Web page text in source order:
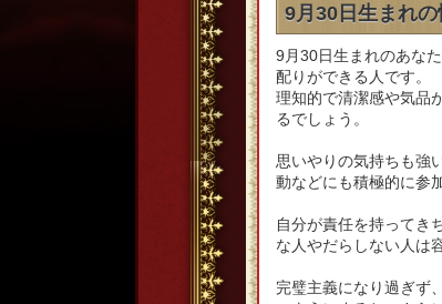
9月30日生まれの
9月30日生まれのあな
配りができる人です。
理知的で清潔感や気品
るでしょう。
思いやりの気持ちも強
動などにも積極的に参
自分が責任を持ってき
な人やだらしない人は
完璧主義になり過ぎず